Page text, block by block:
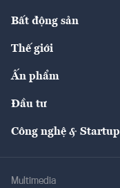
Diễn đàn
Bảo hiểm
Sản phẩm - Thị trường
Start-up
Quản trị số
Bất động sản
Chính sách
Tư vấn
Thế giới
Kinh tế
Ấn phẩm
The Guide
Đầu tư
Công nghệ & Startup
Multimedia